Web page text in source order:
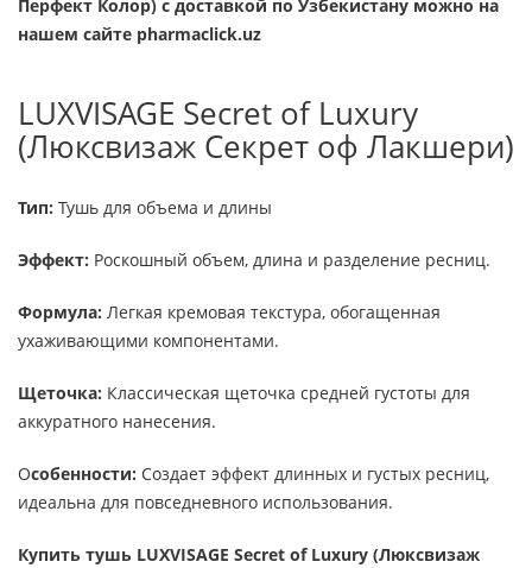
Перфект Колор) с доставкой по Узбекистану можно на
нашем сайте pharmaclick.uz
LUXVISAGE Secret of Luxury
(Люксвизаж Секрет оф Лакшери)
Тип: Тушь для объема и длины
Эффект: Роскошный объем, длина и разделение ресниц.
Формула: Легкая кремовая текстура, обогащенная
ухаживающими компонентами.
Щеточка: Классическая щеточка средней густоты для
аккуратного нанесения.
Особенности: Создает эффект длинных и густых ресниц,
идеальна для повседневного использования.
Купить тушь LUXVISAGE Secret of Luxury (Люксвизаж